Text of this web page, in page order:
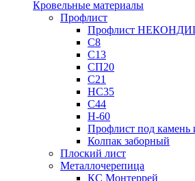
Кровельные материалы
Профлист
Профлист
С8
С13
СП20
С21
НС35
С44
Н-60
Профлист под камень
Колпак заборный
Плоский лист
Металлочерепица
КС Монтеррей